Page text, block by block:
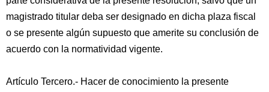
magistrado titular deba ser designado en dicha plaza fiscal
o se presente algún supuesto que amerite su conclusión de
acuerdo con la normatividad vigente.
Artículo Tercero.- Hacer de conocimiento la presente